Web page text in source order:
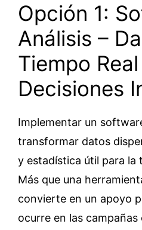
Opción 1:
Análisis –
Tiempo
Decisiones
Implementar un
transformar datos
y estadística útil para la
Más que una
convierte en un apoyo
ocurre en las